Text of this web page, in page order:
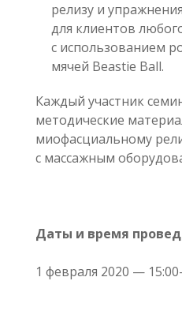
релизу и
для клиентов
с использованием
мячей Beastie Ball.
Каждый участник
методические
миофасциальному
с массажным
Даты и время
1 февраля 2020 —